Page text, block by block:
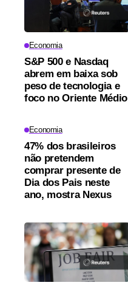
Economia
S&P 500 e Nasdaq
abrem em baixa sob
peso de tecnologia e
foco no Oriente Médio
Economia
47% dos brasileiros
não pretendem
comprar presente de
Dia dos Pais neste
ano, mostra Nexus